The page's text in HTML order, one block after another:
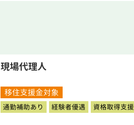
現場代理人
移住支援金対象
通勤補助あり 経験者優遇 資格取得支援